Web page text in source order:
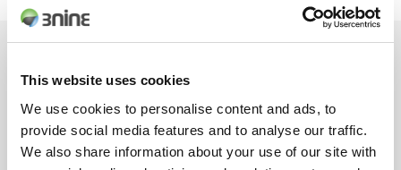
This website uses cookies
We use cookies to personalise content and ads, to
provide social media features and to analyse our traffic.
We also share information about your use of our site with
Imagens de instalação